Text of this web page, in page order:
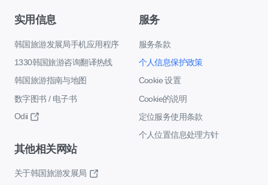
实用信息
韩国旅游发展局手机应用程序
1330韩国旅游咨询翻译热线
韩国旅游指南与地图
数字图书 / 电子书
Odii
服务
服务条款
个人信息保护政策
Cookie 设置
Cookie的说明
定位服务使用条款
个人位置信息处理方针
其他相关网站
关于韩国旅游发展局